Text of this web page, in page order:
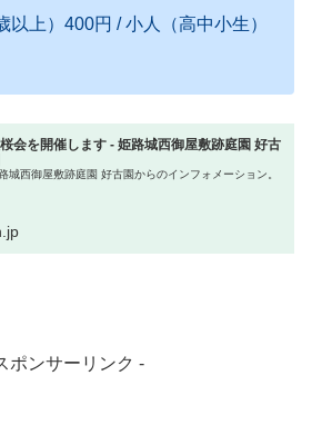
以上）400円 / 小人（高中小生）
会を開催します - 姫路城西御屋敷跡庭園 好古
城西御屋敷跡庭園 好古園からのインフォメーション。
ポンサーリンク -